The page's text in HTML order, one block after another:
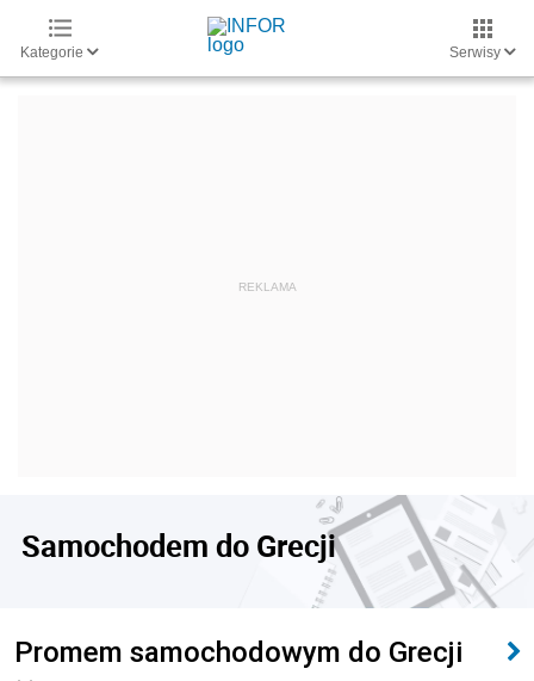
Kategorie Serwisy
Samochodem do Grecji
Promem samochodowym do Grecji